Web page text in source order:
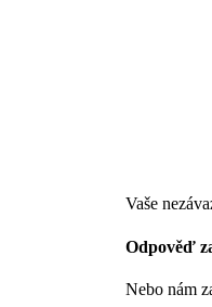
Vaše
Odpověď
Nebo nám